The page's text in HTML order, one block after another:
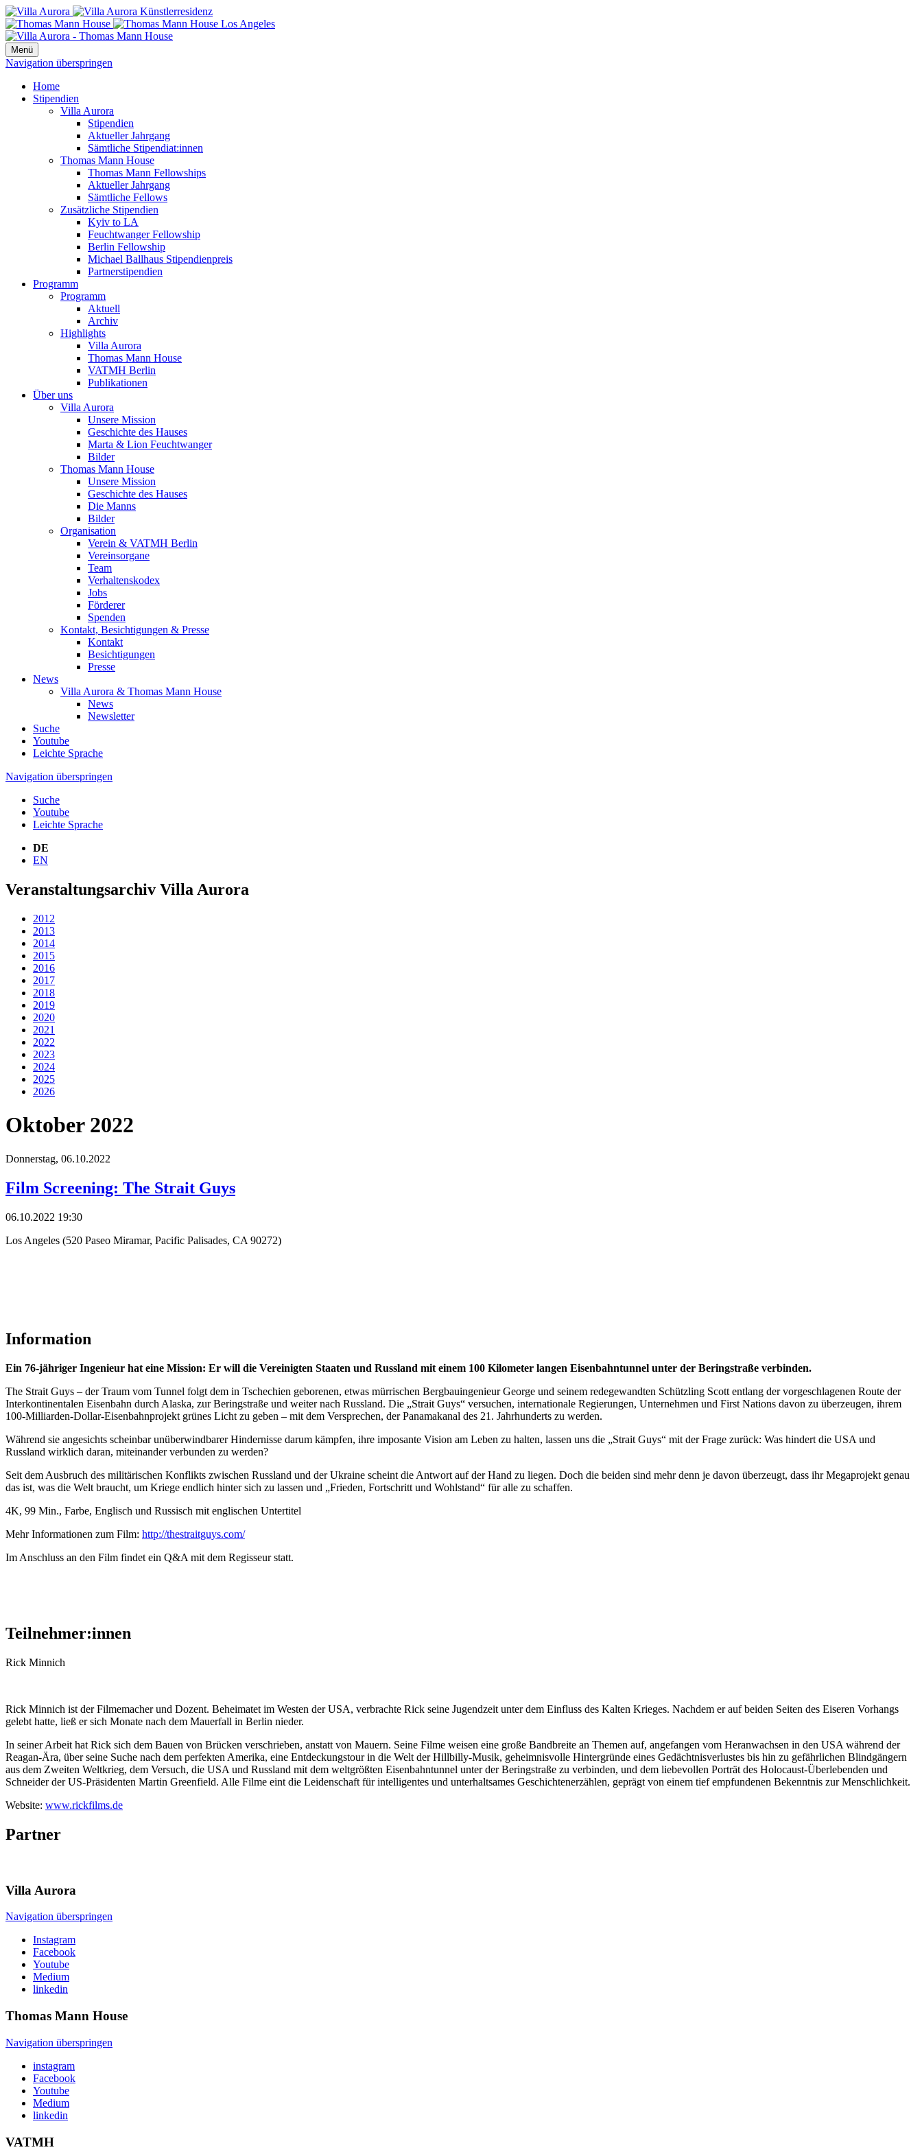
Menü
Navigation überspringen
Home
Stipendien
Villa Aurora
Stipendien
Aktueller Jahrgang
Sämtliche Stipendiat:innen
Thomas Mann House
Thomas Mann Fellowships
Aktueller Jahrgang
Sämtliche Fellows
Zusätzliche Stipendien
Kyiv to LA
Feuchtwanger Fellowship
Berlin Fellowship
Michael Ballhaus Stipendienpreis
Partnerstipendien
Programm
Programm
Aktuell
Archiv
Highlights
Villa Aurora
Thomas Mann House
VATMH Berlin
Publikationen
Über uns
Villa Aurora
Unsere Mission
Geschichte des Hauses
Marta & Lion Feuchtwanger
Bilder
Thomas Mann House
Unsere Mission
Geschichte des Hauses
Die Manns
Bilder
Organisation
Verein & VATMH Berlin
Vereinsorgane
Team
Verhaltenskodex
Jobs
Förderer
Spenden
Kontakt, Besichtigungen & Presse
Kontakt
Besichtigungen
Presse
News
Villa Aurora & Thomas Mann House
News
Newsletter
Suche
Youtube
Leichte Sprache
Navigation überspringen
Suche
Youtube
Leichte Sprache
DE
EN
Veranstaltungsarchiv Villa Aurora
2012
2013
2014
2015
2016
2017
2018
2019
2020
2021
2022
2023
2024
2025
2026
Oktober 2022
Donnerstag, 06.10.2022
Film Screening: The Strait Guys
06.10.2022 19:30
Los Angeles (520 Paseo Miramar, Pacific Palisades, CA 90272)
Information
Ein 76-jähriger Ingenieur hat eine Mission: Er will die Vereinigten Staaten und Russland mit einem 100 Kilometer langen Eisenbahntunnel unter der Beringstraße verbinden.
The Strait Guys – der Traum vom Tunnel folgt dem in Tschechien geborenen, etwas mürrischen Bergbauingenieur George und seinem redegewandten Schützling Scott entlang der vorgeschlagenen Route der
Interkontinentalen Eisenbahn durch Alaska, zur Beringstraße und weiter nach Russland. Die „Strait Guys“ versuchen, internationale Regierungen, Unternehmen und First Nations davon zu überzeugen, ihrem
100-Milliarden-Dollar-Eisenbahnprojekt grünes Licht zu geben – mit dem Versprechen, der Panamakanal des 21. Jahrhunderts zu werden.
Während sie angesichts scheinbar unüberwindbarer Hindernisse darum kämpfen, ihre imposante Vision am Leben zu halten, lassen uns die „Strait Guys“ mit der Frage zurück: Was hindert die USA und
Russland wirklich daran, miteinander verbunden zu werden?
Seit dem Ausbruch des militärischen Konflikts zwischen Russland und der Ukraine scheint die Antwort auf der Hand zu liegen. Doch die beiden sind mehr denn je davon überzeugt, dass ihr Megaprojekt genau
das ist, was die Welt braucht, um Kriege endlich hinter sich zu lassen und „Frieden, Fortschritt und Wohlstand“ für alle zu schaffen.
4K, 99 Min., Farbe, Englisch und Russisch mit englischen Untertitel
Mehr Informationen zum Film: http://thestraitguys.com/
Im Anschluss an den Film findet ein Q&A mit dem Regisseur statt.
Teilnehmer:innen
Rick Minnich
Rick Minnich ist der Filmemacher und Dozent. Beheimatet im Westen der USA, verbrachte Rick seine Jugendzeit unter dem Einfluss des Kalten Krieges. Nachdem er auf beiden Seiten des Eiseren Vorhangs
gelebt hatte, ließ er sich Monate nach dem Mauerfall in Berlin nieder.
In seiner Arbeit hat Rick sich dem Bauen von Brücken verschrieben, anstatt von Mauern. Seine Filme weisen eine große Bandbreite an Themen auf, angefangen vom Heranwachsen in den USA während der
Reagan-Ära, überseine Suche nach dem perfekten Amerika, eine Entdeckungstour in die Welt der Hillbilly-Musik, geheimnisvolle Hintergründe eines Gedächtnisverlustes bis hin zu gefährlichen Blindgängern
aus dem Zweiten Weltkrieg, dem Versuch, die USA und Russland mit dem weltgrößten Eisenbahntunnel unter der Beringstraße zu verbinden, und dem liebevollen Porträt des Holocaust-Überlebenden und
Schneider der US-Präsidenten Martin Greenfield. Alle Filme eint die Leidenschaft für intelligentes und unterhaltsames Geschichtenerzählen, geprägt von einem tief empfundenen Bekenntnis zur Menschlichkeit.
Website: www.rickfilms.de
Partner
Villa Aurora
Navigation überspringen
Instagram
Facebook
Youtube
Medium
linkedin
Thomas Mann House
Navigation überspringen
instagram
Facebook
Youtube
Medium
linkedin
VATMH